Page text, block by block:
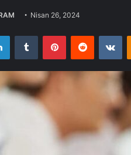
Nisan 26, 2024
LinkedInTumblr PinterestReddit